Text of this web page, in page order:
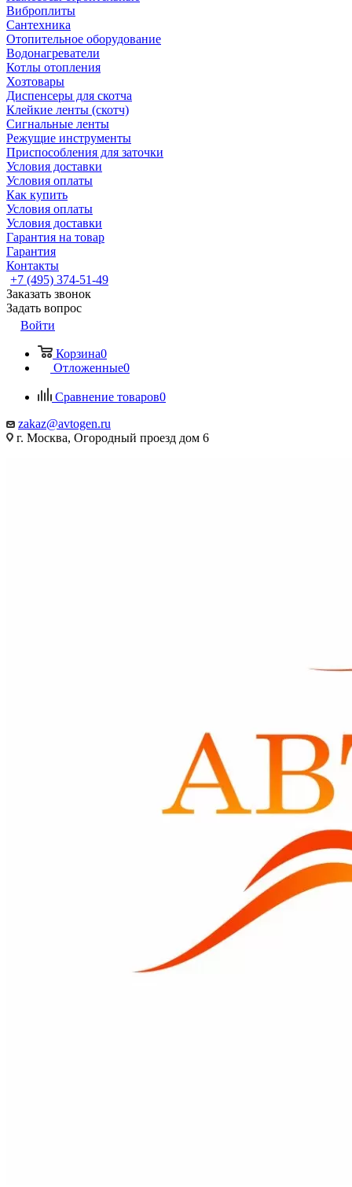
Виброплиты
Сантехника
Отопительное оборудование
Водонагреватели
Котлы отопления
Хозтовары
Диспенсеры для скотча
Клейкие ленты (скотч)
Сигнальные ленты
Режущие инструменты
Приспособления для заточки
Условия доставки
Условия оплаты
Как купить
Условия оплаты
Условия доставки
Гарантия на товар
Гарантия
Контакты
+7 (495) 374-51-49
Заказать звонок
Задать вопрос
Войти
Корзина0
Отложенные0
Сравнение товаров0
zakaz@avtogen.ru
г. Москва, Огородный проезд дом 6